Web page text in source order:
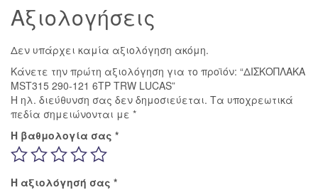
Αξιολογήσεις
Δεν υπάρχει καμία αξιολόγηση ακόμη.
Κάνετε την πρώτη αξιολόγηση για το προϊόν: “ΔΙΣΚΟΠΛΑΚΑ
MST315 290-121 6ΤΡ TRW LUCAS”
Η ηλ. διεύθυνση σας δεν δημοσιεύεται. Τα υποχρεωτικά
πεδία σημειώνονται με *
Η βαθμολογία σας *
Η αξιολόγησή σας *